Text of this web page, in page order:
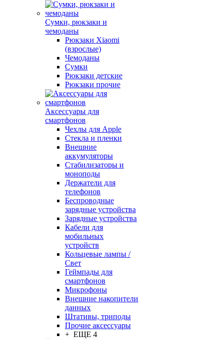
Сумки, рюкзаки и
чемоданы
Рюкзаки Xiaomi
(взрослые)
Чемоданы
Сумки
Рюкзаки детские
Рюкзаки прочие
Аксессуары для
смартфонов
Чехлы для Apple
Стекла и пленки
Внешние
аккумуляторы
Стабилизаторы и
моноподы
Держатели для
телефонов
Беспроводные
зарядные устройства
Зарядные устройства
Кабели для
мобильных
устройств
Кольцевые лампы /
Свет
Геймпады для
смартфонов
Микрофоны
Внешние накопители
данных
Штативы, триподы
Прочие аксессуары
+ ЕЩЕ 4